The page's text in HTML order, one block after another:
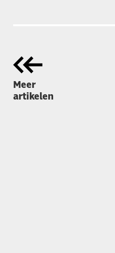
Meer
artikelen